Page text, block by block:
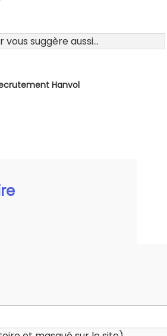
vous suggère aussi...
Hanvol